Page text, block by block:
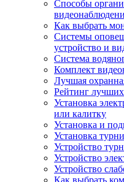
Способы
Как выбрать
Системы
устройство и
Система
Комплект
Лучшая
Рейтинг
Установка
или калитку
Установка и
Установка
Устройство
Устройство
Устройство
Как выбрать